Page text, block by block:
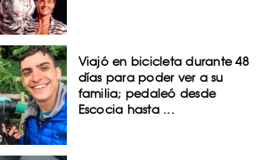
Viajó en bicicleta durante 48
días para poder ver a su
familia; pedaleó desde
Escocia hasta ...